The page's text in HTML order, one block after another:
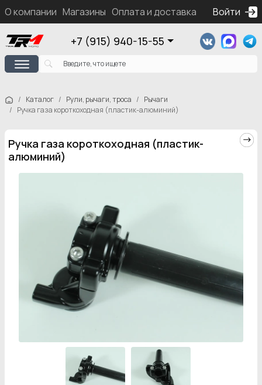
О компании Магазины Оплата и доставка Контакты
Войти
+7 (915) 940-15-55
Каталог Рули, рычаги, троса
Рычаги
Ручка газа короткоходная (пластик-алюминий)
Ручка газа короткоходная (пластик-
алюминий)